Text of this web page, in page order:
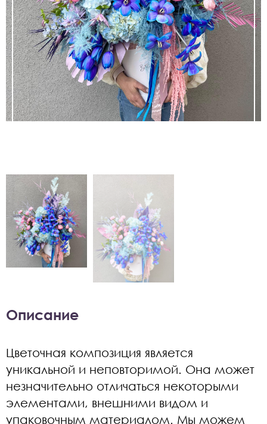
Описание
Цветочная композиция является
уникальной и неповторимой. Она может
незначительно отличаться некоторыми
элементами, внешними видом и
упаковочным материалом. Мы можем